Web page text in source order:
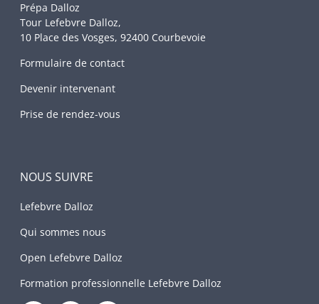
Prépa Dalloz
Tour Lefebvre Dalloz,
10 Place des Vosges, 92400 Courbevoie
Formulaire de contact
Devenir intervenant
Prise de rendez-vous
NOUS SUIVRE
Lefebvre Dalloz
Qui sommes nous
Open Lefebvre Dalloz
Formation professionnelle Lefebvre Dalloz